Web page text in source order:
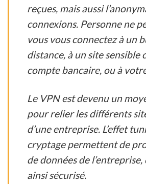
reçues, mais aussi
connexions. Personne ne
vous vous connectez à un
distance, à un site sensible
compte bancaire, ou à
Le VPN est devenu un
pour relier les différents
d’une entreprise. L’effet
cryptage permettent de
de données de
ainsi sécurisé.